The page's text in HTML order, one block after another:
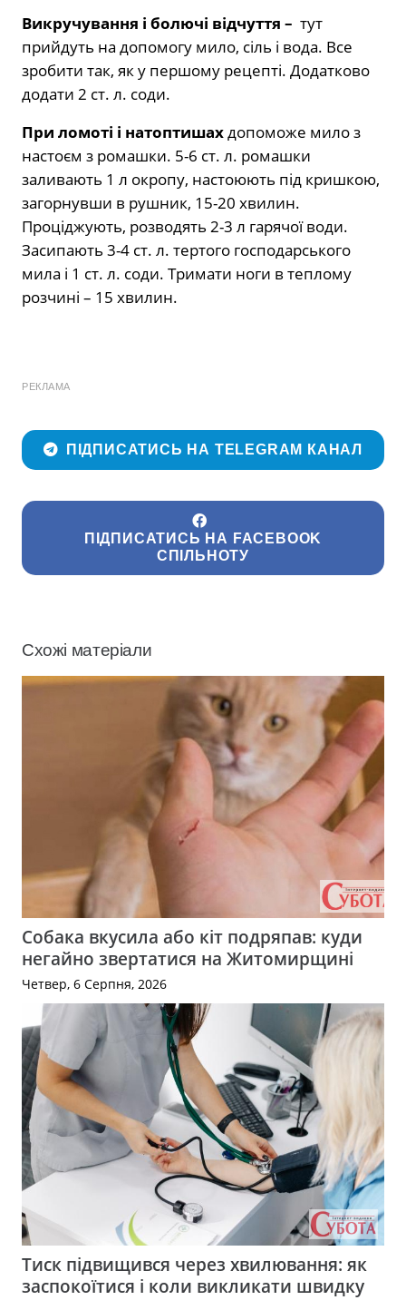
Викручування і болючі відчуття – тут
прийдуть на допомогу мило, сіль і вода. Все
зробити так, як у першому рецепті. Додатково
додати 2 ст. л. соди.
При ломоті і натоптишахдопоможе мило з
настоєм з ромашки. 5-6 ст. л. ромашки
заливають 1 л окропу, настоюють під кришкою,
загорнувши в рушник, 15-20 хвилин.
Проціджують, розводять 2-3 л гарячої води.
Засипають 3-4 ст. л. тертого господарського
мила і 1 ст. л. соди. Тримати ноги в теплому
розчині – 15 хвилин.
РЕКЛАМА
ПІДПИСАТИСЬ НА TELEGRAM КАНАЛ
ПІДПИСАТИСЬ НА FACEBOOK
СПІЛЬНОТУ
Схожі матеріали
Собака вкусила або кіт подряпав: куди
негайно звертатися на Житомирщині
Четвер, 6 Серпня, 2026
Тиск підвищився через хвилювання: як
заспокоїтися і коли викликати швидку